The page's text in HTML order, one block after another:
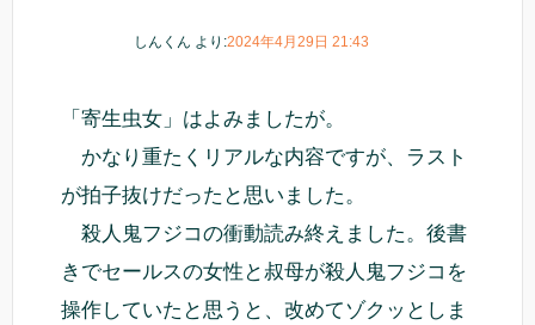
しんくん より:2024年4月29日 21:43
「寄生虫女」はよみましたが。
かなり重たくリアルな内容ですが、ラスト
が拍子抜けだったと思いました。
殺人鬼フジコの衝動読み終えました。後書
きでセールスの女性と叔母が殺人鬼フジコを
操作していたと思うと、改めてゾクッとしま